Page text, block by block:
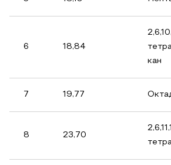
6 18,84
кан
7 19,77
8 23,70